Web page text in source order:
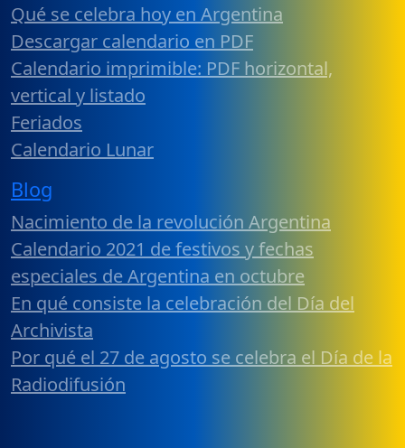
Qué se celebra hoy en Argentina
Descargar calendario en PDF
Calendario imprimible: PDF horizontal,
vertical y listado
Feriados
Calendario Lunar
Blog
Nacimiento de la revolución Argentina
Calendario 2021 de festivos y fechas
especiales de Argentina en octubre
En qué consiste la celebración del Día del
Archivista
Por qué el 27 de agosto se celebra el Día de la
Radiodifusión